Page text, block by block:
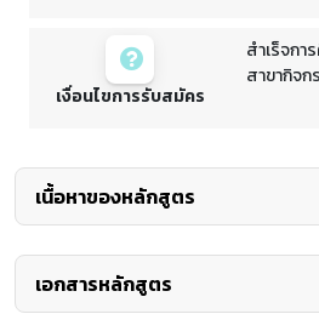
เงื่อนไขการรับสมัคร
สำเร็จก
สาขากิจ
เนื้อหาของหลักสูตร
กิจกรรมบำบัดจัดเป็นหนึ่งในกลุ่มสาขาวิช
การนำเอากิจกรรมการดำเนินชีวิตมา ใ
เอกสารหลักสูตร